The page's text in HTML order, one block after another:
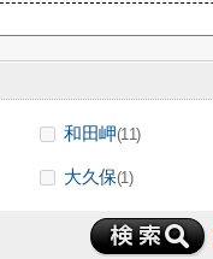
和田岬(11)
大久保(1)